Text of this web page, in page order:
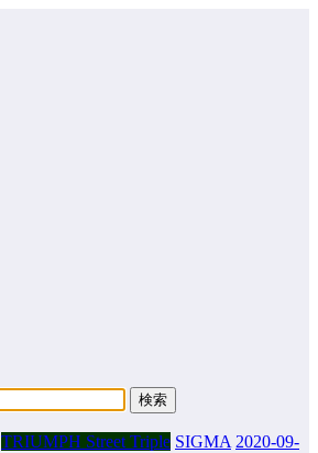
TRIUMPH Street Triple SIGMA 2020-09-